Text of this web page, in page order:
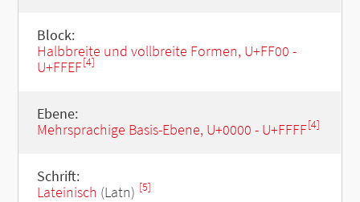
Block:
Halbbreite und vollbreite Formen, U+FF00 -
U+FFEF[4]
Ebene:
Mehrsprachige Basis-Ebene, U+0000 - U+FFFF[4]
Schrift:
Lateinisch (Latn) [5]